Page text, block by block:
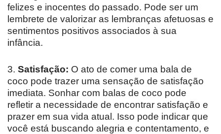
felizes e inocentes do passado. Pode ser um
lembrete de valorizar as lembranças afetuosas e
sentimentos positivos associados à sua
infância.
3. Satisfação: O ato de comer uma bala de
coco pode trazer uma sensação de satisfação
imediata. Sonhar com balas de coco pode
refletir a necessidade de encontrar satisfação e
prazer em sua vida atual. Isso pode indicar que
você está buscando alegria e contentamento, e